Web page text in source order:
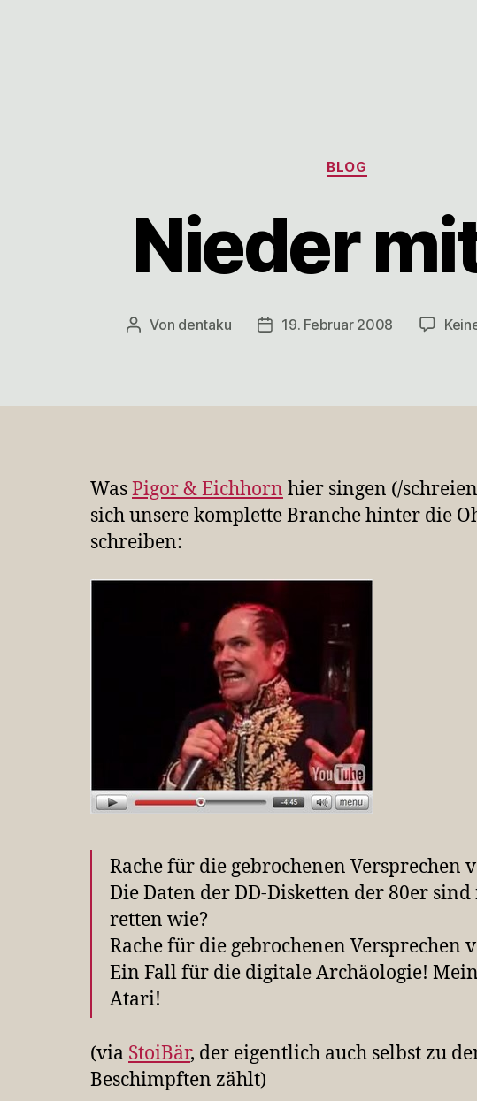
Kategorien
BLOG
Nieder
Beitragsautor
Von dentaku Veröffentlichungsdatum
19. Februar 2008
WasPigor & Eichhorn hier singen (/
sich unsere komplette Branche hinter die
schreiben:
Rache für die gebrochenen Versprechen
Die Daten der DD-Disketten der 80er
retten wie?
Rache für die gebrochenen Versprechen
Ein Fall für die digitale Archäologie!
Atari!
(via StoiBär, der eigentlich auch selbst zu
Beschimpften zählt)